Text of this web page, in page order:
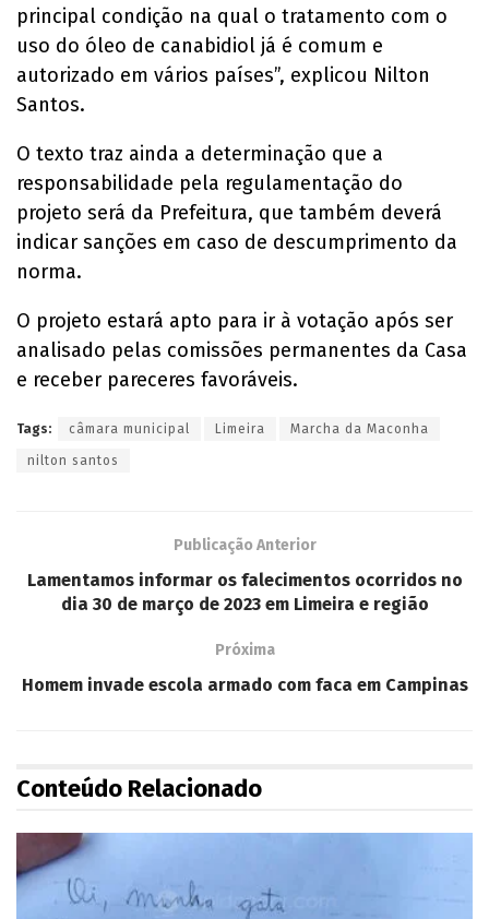
principal condição na qual o tratamento com o
uso do óleo de canabidiol já é comum e
autorizado em vários países”, explicou Nilton
Santos.
O texto traz ainda a determinação que a
responsabilidade pela regulamentação do
projeto será da Prefeitura, que também deverá
indicar sanções em caso de descumprimento da
norma.
O projeto estará apto para ir à votação após ser
analisado pelas comissões permanentes da Casa
e receber pareceres favoráveis.
Tags: câmara municipal Limeira Marcha da Maconha
nilton santos
Publicação Anterior
Lamentamos informar os falecimentos ocorridos no
dia 30 de março de 2023 em Limeira e região
Próxima
Homem invade escola armado com faca em Campinas
Conteúdo Relacionado